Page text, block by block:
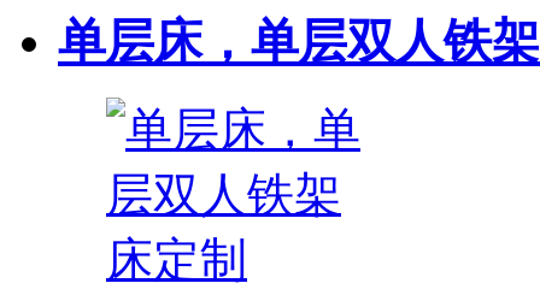
单层床，单层双人铁